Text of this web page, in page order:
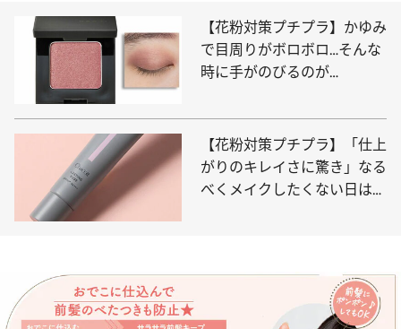
【花粉対策プチプラ】かゆみ
で目周りがボロボロ…そんな
時に手がのびるのが
肌を極力刺激しない設計に拍
手！
【花粉対策プチプラ】「仕上
がりのキレイさに驚き」なる
べくメイクしたくない日は